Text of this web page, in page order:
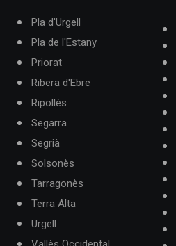
Pla d'Urgell
Pla de l'Estany
Priorat
Ribera d'Ebre
Ripollès
Segarra
Segrià
Solsonès
Tarragonès
Terra Alta
Urgell